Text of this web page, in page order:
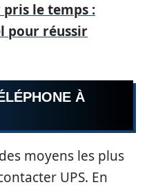
le temps :
pour réussir
À
moyens les plus
UPS. En